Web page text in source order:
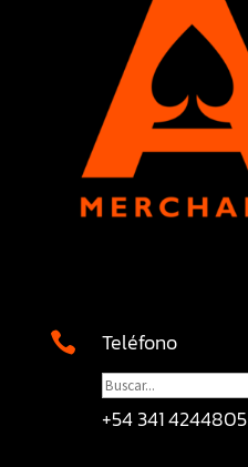
 Teléfono
+54 341 4244805